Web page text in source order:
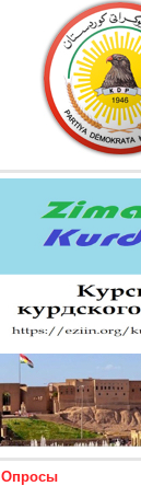
Опросы